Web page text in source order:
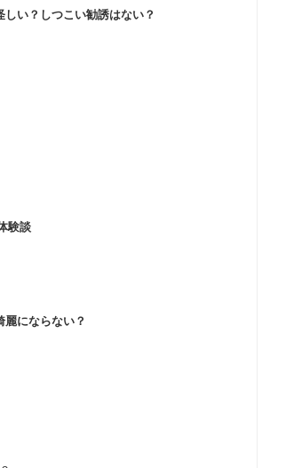
い？しつこい勧誘はない？
験談
にならない？